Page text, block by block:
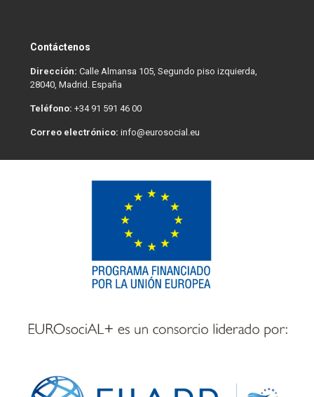
Contáctenos
Dirección: Calle Almansa 105, Segundo piso izquierda,
28040, Madrid. España
Teléfono: +34 91 591 46 00
Correo electrónico: info@eurosocial.eu